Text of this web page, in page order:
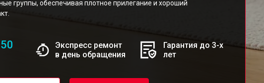
группы, обеспечивая плотное прилегание и хороший
Экспресс ремонт
в день обращения
Гарантия до 3-х
лет